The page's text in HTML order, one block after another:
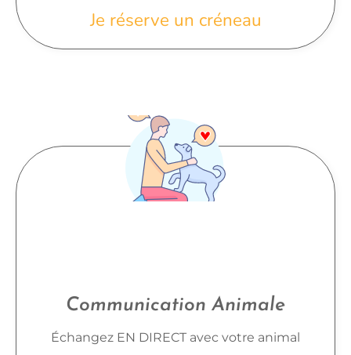
Je réserve un créneau
Communication Animale
Échangez EN DIRECT avec votre animal